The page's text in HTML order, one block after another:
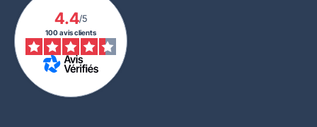
4.4/5
100 avis clients